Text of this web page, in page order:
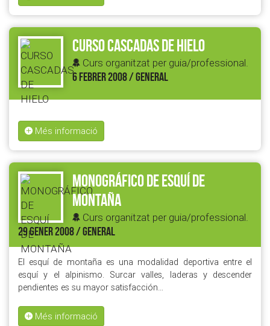
CURSO CASCADAS DE HIELO
Curs organitzat per guia/professional.
6 FEBRER 2008 / GENERAL
Més informació
MONOGRÁFICO DE ESQUÍ DE
MONTAÑA
Curs organitzat per guia/professional.
29 GENER 2008 / GENERAL
El esquí de montaña es una modalidad deportiva entre el
esquí y el alpinismo. Surcar valles, laderas y descender
pendientes es su mayor satisfacción…
Més informació